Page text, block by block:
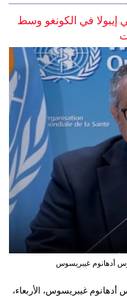
إيبولا في الكونغو وسط
أدهانوم غيبريسوس
أدهانوم غيبريسوس، الأربعاء،